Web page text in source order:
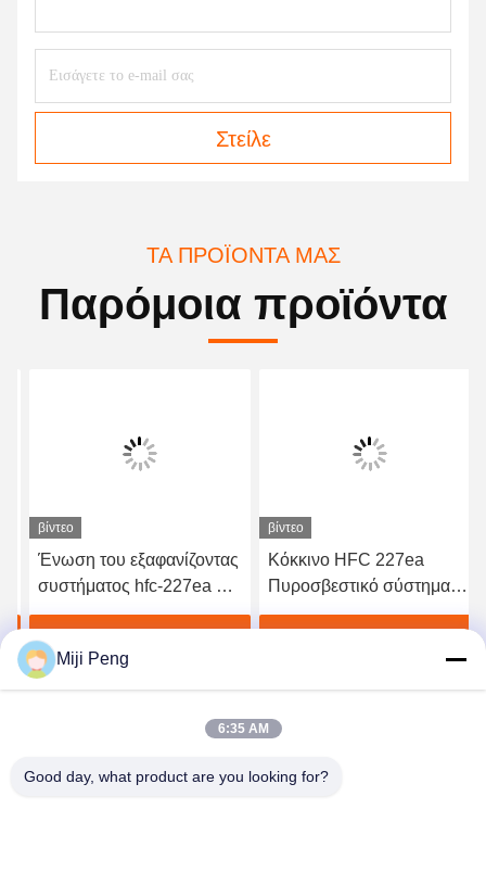
Στείλε
ΤΑ ΠΡΟΪΌΝΤΑ ΜΑΣ
Παρόμοια προϊόντα
βίντεο
Ένωση του εξαφανίζοντας
συστήματος hfc-227ea με
τον ηλεκτρικό
ενεργοποιητή
Βρείτε την καλύτερη τιμή
βίντεο
Κόκκινο HFC 227ea
Πυροσβεστικό σύστημα
Fm 200 Πυροσβεστικό
Miji Peng
6:35 AM
Good day, what product are you looking for?